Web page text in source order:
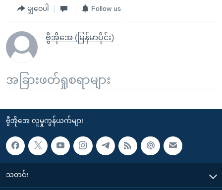
မျှဝေပါ Follow us
ဗွီအိုအေ (မြန်မာပိုင်း)
အခြားဖတ်ရှုစရာများ
ဗွီအိုအေ လူမှုကွန်ယက်များ
သတင်း